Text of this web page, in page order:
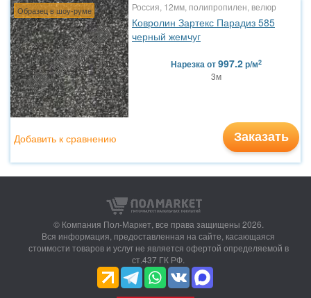
Образец в шоу-руме Россия, 12мм, полипропилен, велюр
Ковролин Зартекс Парадиз 585
черный жемчуг
Нарезкаот997.2р/м2
3м
Заказать
Добавить к сравнению
© Компания Пол-Маркет, все права защищены 2026.
Вся информация, предоставленная на сайте, касающаяся
стоимости товаров и услуг не является офертой определяемой в
ст.437 ГК РФ.